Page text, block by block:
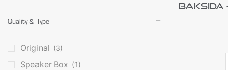
Baksida
Quality & Type
Original (3)
Speaker Box (1)